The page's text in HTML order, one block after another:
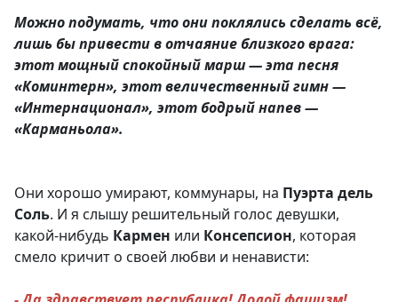
Можно подумать, что они поклялись сделать всё,
лишь бы привести в отчаяние близкого врага:
этот мощный спокойный марш — эта песня
«Коминтерн», этот величественный гимн —
«Интернационал», этот бодрый напев —
«Карманьола».
Они хорошо умирают, коммунары, на Пуэрта дель
Соль. И я слышу решительный голос девушки,
какой-нибудь Кармен или Консепсион, которая
смело кричит о своей любви и ненависти: